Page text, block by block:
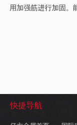
用加强筋进行加固。
快捷导航